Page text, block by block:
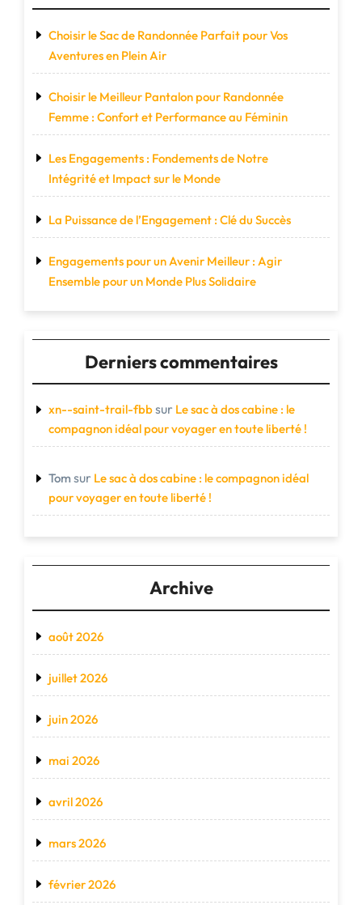
Choisir le Sac de Randonnée Parfait pour Vos
Aventures en Plein Air
Choisir le Meilleur Pantalon pour Randonnée
Femme : Confort et Performance au Féminin
Les Engagements : Fondements de Notre
Intégrité et Impact sur le Monde
La Puissance de l’Engagement : Clé du Succès
Engagements pour un Avenir Meilleur : Agir
Ensemble pour un Monde Plus Solidaire
Derniers commentaires
xn--saint-trail-fbbsur Le sac à dos cabine : le
compagnon idéal pour voyager en toute liberté !
Tom sur Le sac à dos cabine : le compagnon idéal
pour voyager en toute liberté !
Archive
août 2026
juillet 2026
juin 2026
mai 2026
avril 2026
mars 2026
février 2026